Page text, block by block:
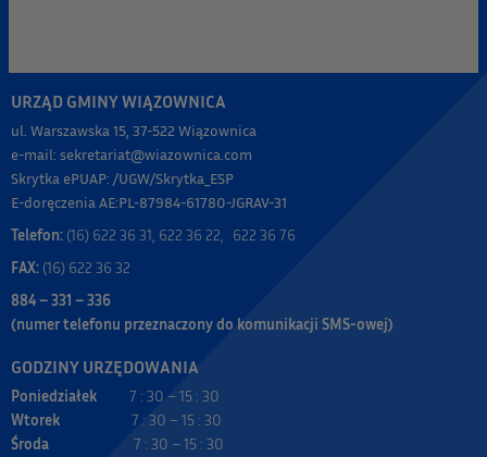
URZĄD GMINY WIĄZOWNICA
ul. Warszawska 15, 37-522 Wiązownica
e-mail: sekretariat@wiazownica.com
Skrytka ePUAP: /UGW/Skrytka_ESP
E-doręczenia AE:PL-87984-61780-JGRAV-31
Telefon: (16) 622 36 31, 622 36 22, 622 36 76
FAX: (16) 622 36 32
884 – 331 – 336
(numer telefonu przeznaczony do komunikacji SMS-owej)
GODZINY URZĘDOWANIA
Poniedziałek 7 : 30 – 15 : 30
Wtorek 7 : 30 – 15 : 30
Środa 7 : 30 – 15 : 30